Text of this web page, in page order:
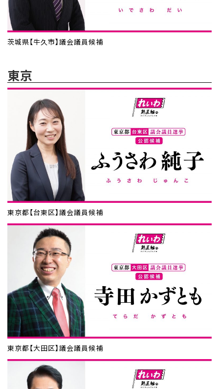
茨城県【牛久市】議会議員候補
東京
東京都【台東区】議会議員候補
東京都【大田区】議会議員候補